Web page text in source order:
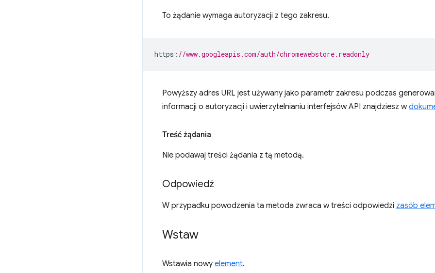
To żądanie wymaga autoryzacji z tego zakresu.
https : //www.googleapis.com/auth/chromewebstore.readonly
Powyższy adres URL jest używany jako parametr zakresu podczas
informacji o autoryzacji i uwierzytelnianiu interfejsów API znajdziesz w
Treść żądania
Nie podawaj treści żądania z tą metodą.
Odpowiedź
W przypadku powodzenia ta metoda zwraca w treści odpowiedzi zasób
Wstaw
Wstawia nowy element.